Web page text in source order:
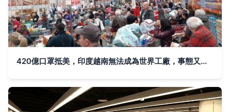
420億口罩抵美，印度越南無法成為世界工廠，事態又迎新進展